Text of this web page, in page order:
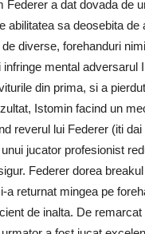
a dat dovada de
sa deosebita
diverse, forehanduri
mental
din prima, si a
Istomin facind un
reverul lui Federer (iti
jucator profesionist
Federer dorea
a returnat mingea pe
de inalta. De